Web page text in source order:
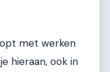
met werken
hieraan, ook in